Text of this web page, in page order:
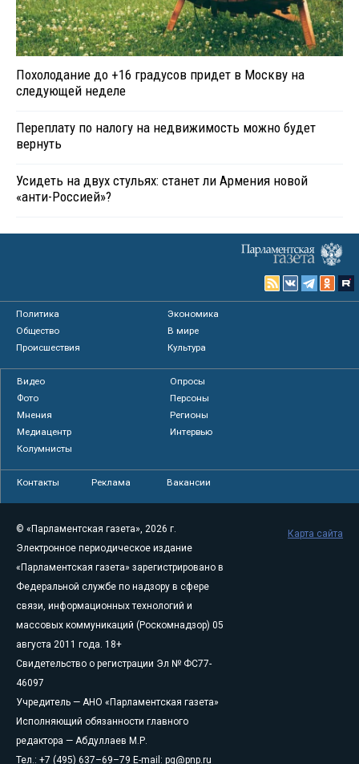
Похолодание до +16 градусов придет в Москву на
следующей неделе
Переплату по налогу на недвижимость можно будет
вернуть
Усидеть на двух стульях: станет ли Армения новой
«анти-Россией»?
Политика
Экономика
Общество
В мире
Происшествия
Культура
Видео
Опросы
Фото
Персоны
Мнения
Регионы
Медиацентр
Интервью
Колумнисты
Контакты Реклама Вакансии
© «Парламентская газета», 2026 г.
Электронное периодическое издание
«Парламентская газета» зарегистрировано в
Федеральной службе по надзору в сфере
связи, информационных технологий и
массовых коммуникаций (Роскомнадзор) 05
августа 2011 года. 18+
Свидетельство о регистрации Эл № ФС77-
46097
Учредитель — АНО «Парламентская газета»
Исполняющий обязанности главного
редактора — Абдуллаев М.Р.
Тел.: +7 (495) 637–69–79 E-mail: pg@pnp.ru
Карта сайта